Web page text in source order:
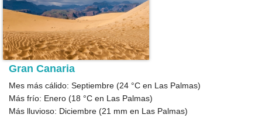
Gran Canaria
Mes más cálido: Septiembre (24 °C en Las Palmas)
Más frío: Enero (18 °C en Las Palmas)
Más lluvioso: Diciembre (21 mm en Las Palmas)